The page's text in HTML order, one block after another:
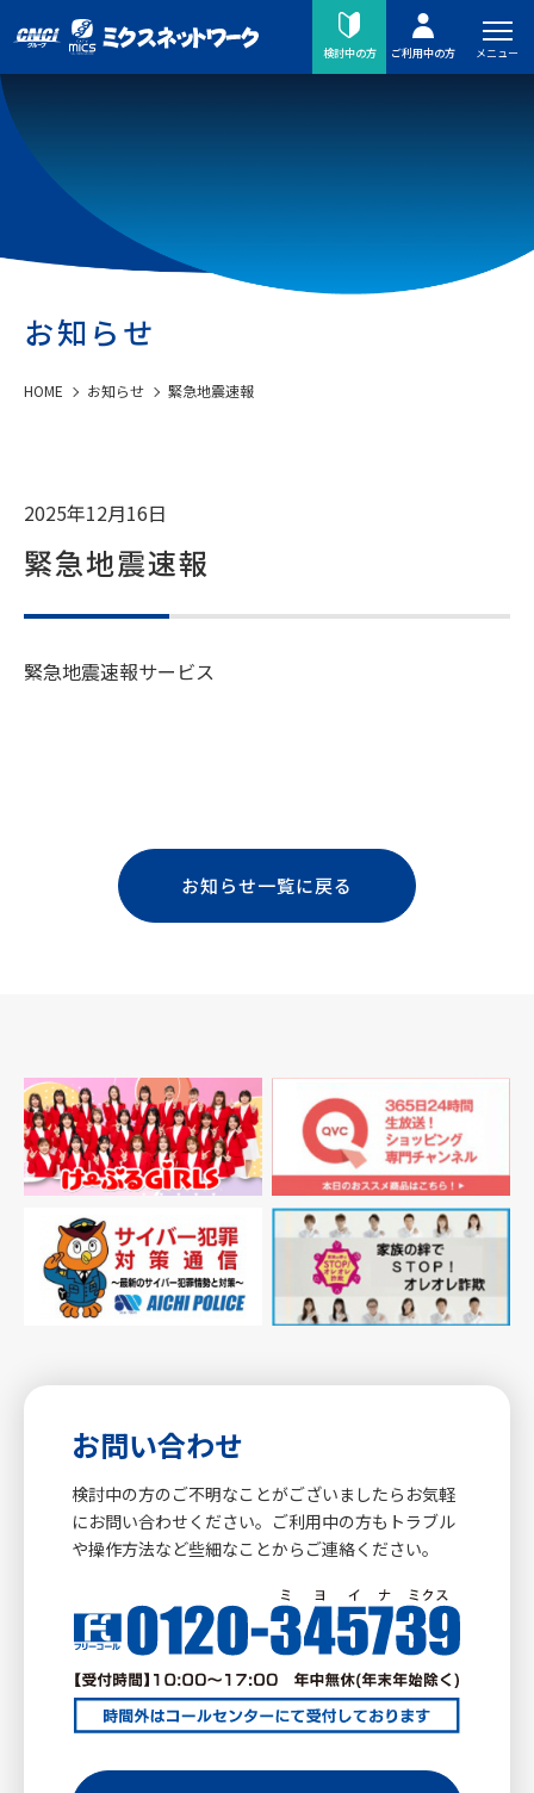
検討中の方 ご利用中の方 メニュー
お知らせ
HOME お知らせ 緊急地震速報
2025年12月16日
緊急地震速報
緊急地震速報サービス
お知らせ一覧に戻る
お問い合わせ
検討中の方のご不明なことがございましたらお気軽
にお問い合わせください。ご利用中の方もトラブル
や操作方法など些細なことからご連絡ください。